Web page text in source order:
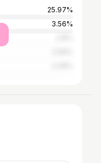
25.97%
3.56%